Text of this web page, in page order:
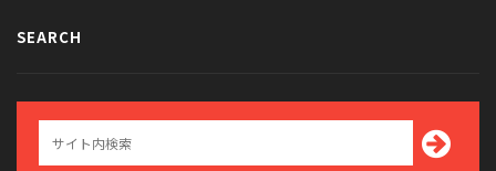
SEARCH